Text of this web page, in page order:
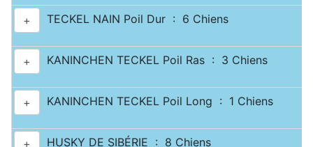
+ TECKEL NAIN Poil Dur : 6 Chiens
+ KANINCHEN TECKEL Poil Ras : 3 Chiens
+ KANINCHEN TECKEL Poil Long : 1 Chiens
+ HUSKY DE SIBÉRIE : 8 Chiens